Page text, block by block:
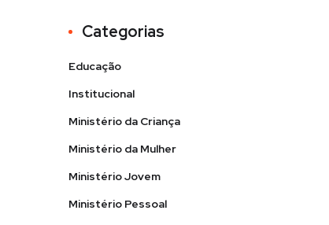
Categorias
Educação
Institucional
Ministério da Criança
Ministério da Mulher
Ministério Jovem
Ministério Pessoal